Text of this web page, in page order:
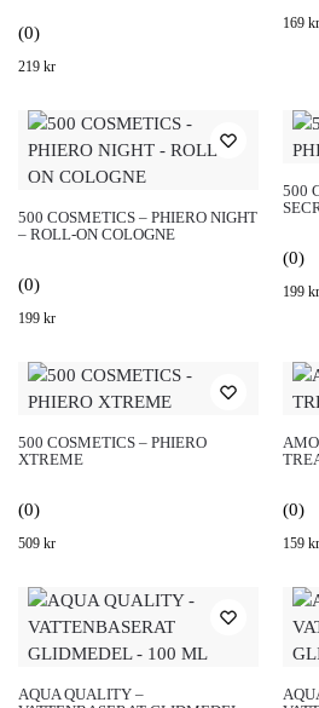
(0)
219 kr
169 kr
500 COSMETICS – PHIERO NIGHT
– ROLL-ON COLOGNE
(0)
199 kr
500
(0)
199 kr
500 COSMETICS – PHIERO
XTREME
(0)
509 kr
(0)
159 kr
AQUA QUALITY –